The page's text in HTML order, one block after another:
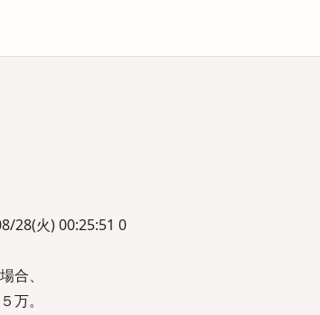
28(火) 00:25:51 0
合、
万。